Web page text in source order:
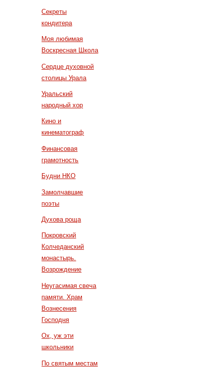
Секреты
кондитера
Моя любимая
Воскресная Школа
Сердце духовной
столицы Урала
Уральский
народный хор
Кино и
кинематограф
Финансовая
грамотность
Будни НКО
Замолчавшие
поэты
Духова роща
Покровский
Колчеданский
монастырь.
Возрождение
Неугасимая свеча
памяти. Храм
Вознесения
Господня
Ох, уж эти
школьники
По святым местам